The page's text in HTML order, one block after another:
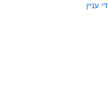
עניין